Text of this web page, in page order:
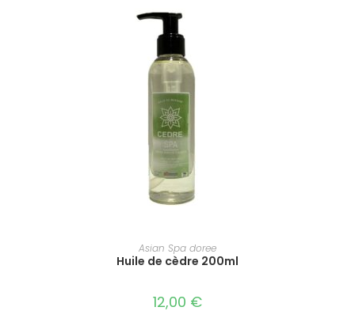
AJOUTER AU PANIER
Asian Spa doree
Huile de cèdre 200ml
12,00 €